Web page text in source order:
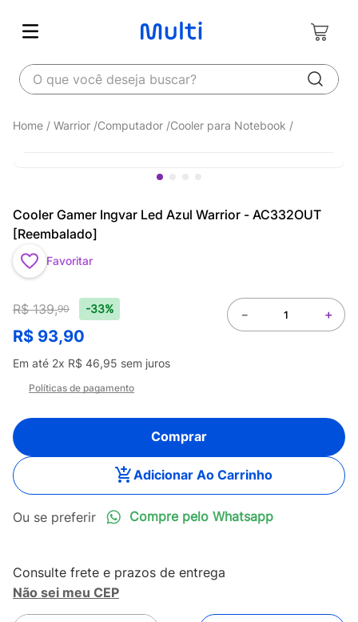
O que você deseja buscar?
Warrior Computador Cooler para Notebook
Cooler Gamer Ingvar Led Azul Warrior - AC332OUT
[Reembalado]
Favoritar
R$ 139,90 -33%
R$ 93,90
Em até 2x R$ 46,95 sem juros
＋
－
Políticas de pagamento
Comprar
Adicionar Ao Carrinho
Compre pelo Whatsapp
Não sei meu CEP